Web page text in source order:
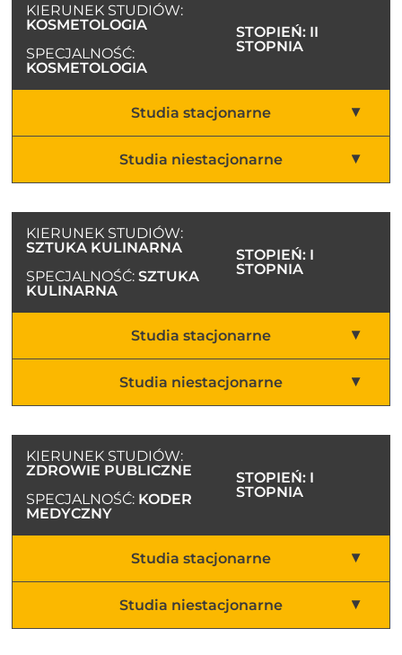
KIERUNEK STUDIÓW:
KOSMETOLOGIA
SPECJALNOŚĆ:
KOSMETOLOGIA
STOPIEŃ: II
STOPNIA
Studia stacjonarne
Studia niestacjonarne
KIERUNEK STUDIÓW:
SZTUKA KULINARNA
SPECJALNOŚĆ:SZTUKA
KULINARNA
STOPIEŃ: I
STOPNIA
Studia stacjonarne
Studia niestacjonarne
KIERUNEK STUDIÓW:
ZDROWIE PUBLICZNE
SPECJALNOŚĆ: KODER
MEDYCZNY
STOPIEŃ: I
STOPNIA
Studia stacjonarne
Studia niestacjonarne